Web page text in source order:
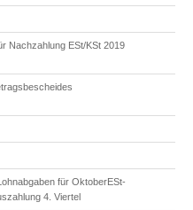
Nachzahlung ESt/KSt 2019
für OktoberESt-
4. Viertel